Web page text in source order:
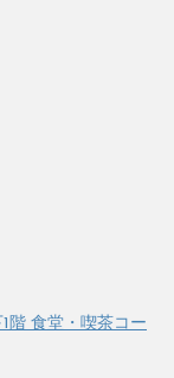
階 食堂・喫茶コー